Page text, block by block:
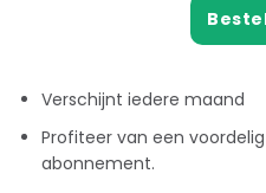
Verschijnt iedere maand
Profiteer van een voordelig
abonnement.